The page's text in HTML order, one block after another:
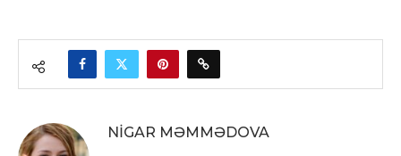
NIGAR MƏMMƏDOVA